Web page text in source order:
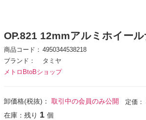
OP.821 12mmアルミホイー
商品コード
4950344538218
ブランド
タミヤ
メトロBtoBショップ
卸価格(税抜)： 取引中の会員のみ公開 定価：
在庫：残り 1 個